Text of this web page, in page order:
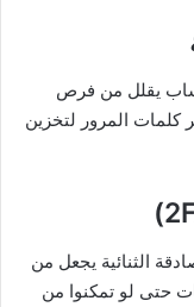
يقلل من فرص
المرور لتخزين
الثنائية يجعل من
حتى لو تمكنوا من